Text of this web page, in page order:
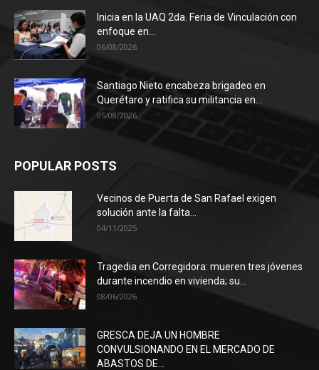
Inicia en la UAQ 2da. Feria de Vinculación con
enfoque en...
06/08/2026
Santiago Nieto encabeza brigadeo en
Querétaro y ratifica su militancia en...
05/08/2026
POPULAR POSTS
Vecinos de Puerta de San Rafael exigen
solución ante la falta...
04/11/2025
Tragedia en Corregidora: mueren tres jóvenes
durante incendio en vivienda; su...
08/06/2026
GRESCA DEJA UN HOMBRE
CONVULSIONANDO EN EL MERCADO DE
ABASTOS DE...